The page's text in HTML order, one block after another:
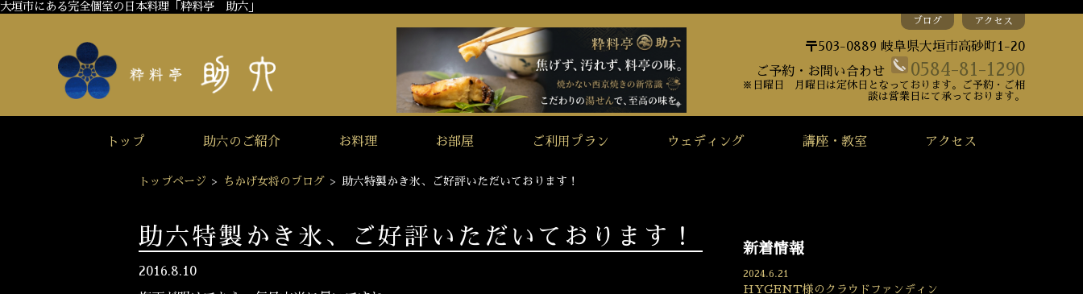
大垣市にある完全個室の日本料理「粋料亭 助六」
ブログ アクセス
〒503-0889 岐阜県大垣市高砂町1-20
ご予約・お問い合わせ
0584-81-1290
※日曜日 月曜日は定休日となっております。ご予約・ご相
談は営業日にて承っております。
トップ 助六のご紹介 お料理 お部屋 ご利用プラン ウェディング 講座・教室 アクセス
トップページ > ちかげ女将のブログ > 助六特製かき氷、ご好評いただいております！
助六特製かき氷、ご好評いただいております！
2016.8.10
新着情報
2024.6.21
HYGENT様のクラウドファンディン